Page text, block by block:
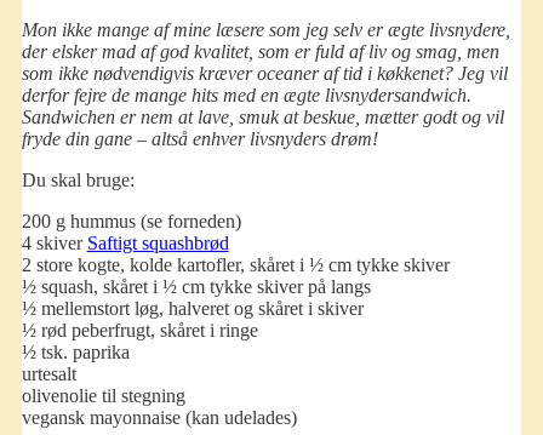
Mon ikke mange af mine læsere som jeg selv er ægte livsnydere,
der elsker mad af god kvalitet, som er fuld af liv og smag, men
som ikke nødvendigvis kræver oceaner af tid i køkkenet? Jeg vil
derfor fejre de mange hits med en ægte livsnydersandwich.
Sandwichen er nem at lave, smuk at beskue, mætter godt og vil
fryde din gane – altså enhver livsnyders drøm!
Du skal bruge:
200 g hummus (se forneden)
4 skiver Saftigt squashbrød
2 store kogte, kolde kartofler, skåret i ½ cm tykke skiver
½ squash, skåret i ½ cm tykke skiver på langs
½ mellemstort løg, halveret og skåret i skiver
½ rød peberfrugt, skåret i ringe
½ tsk. paprika
urtesalt
olivenolie til stegning
vegansk mayonnaise (kan udelades)